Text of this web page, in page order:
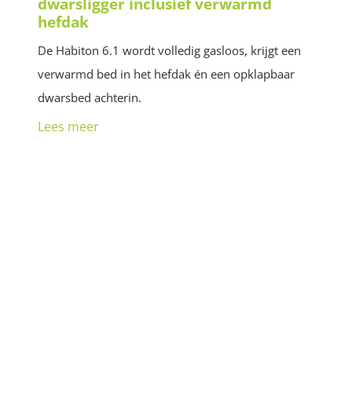
hefdak
De Habiton 6.1 wordt volledig gasloos, krijgt een
verwarmd bed in het hefdak én een opklapbaar
dwarsbed achterin.
Lees meer